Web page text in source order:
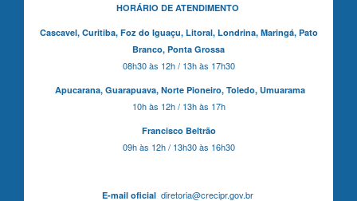
HORÁRIO DE ATENDIMENTO
Cascavel, Curitiba,Foz do Iguaçu, Litoral, Londrina, Maringá, Pato
Branco, Ponta Grossa
08h30 às 12h / 13h às 17h30
Apucarana, Guarapuava, Norte Pioneiro, Toledo, Umuarama
10h às 12h / 13h às 17h
Francisco Beltrão
09h às 12h / 13h30 às 16h30
E-mail oficialdiretoria@crecipr.gov.br